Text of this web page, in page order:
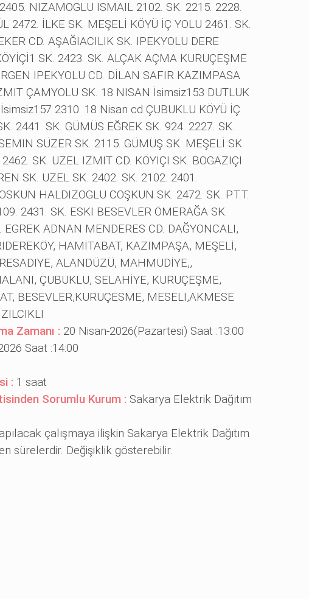
NIZAMOGLU ISMAIL 2102. SK. 2215. 2228.
2472. İLKE SK. MEŞELİ KÖYÜ İÇ YOLU 2461. SK.
CD. AŞAĞIACILIK SK. IPEKYOLU DERE
SK. 2423. SK. ALÇAK AÇMA KURUÇEŞME
IPEKYOLU CD. DİLAN SAFIR KAZIMPASA
ÇAMYOLU SK. 18 NISAN İsimsiz153 DUTLUK
2310. 18 Nisan cd ÇUBUKLU KÖYÜ İÇ
2441. SK. GÜMÜS EĞREK SK. 924. 2227. SK.
SÜZER SK. 2115. GÜMÜŞ SK. MEŞELİ SK.
SK. UZEL IZMIT CD. KÖYIÇI SK. BOGAZIÇI
SK. UZEL SK. 2402. SK. 2102. 2401.
HALDIZOGLU COŞKUN SK. 2472. SK. P.T.T.
2431. SK. ESKI BESEVLER ÖMERAĞA SK.
ADNAN MENDERES CD. DAĞYONCALI,
HAMİTABAT, KAZIMPAŞA, MEŞELİ,
ALANDÜZÜ, MAHMUDİYE,,
ÇUBUKLU, SELAHİYE, KURUÇEŞME,
BESEVLER,KURUÇESME, MESELI,AKMESE
Zamanı : 20 Nisan-2026(Pazartesi) Saat :13:00
Saat :14:00
: 1 saat
Sorumlu Kurum : Sakarya Elektrik Dağıtım
çalışmaya ilişkin Sakarya Elektrik Dağıtım
sürelerdir. Değişiklik gösterebilir.